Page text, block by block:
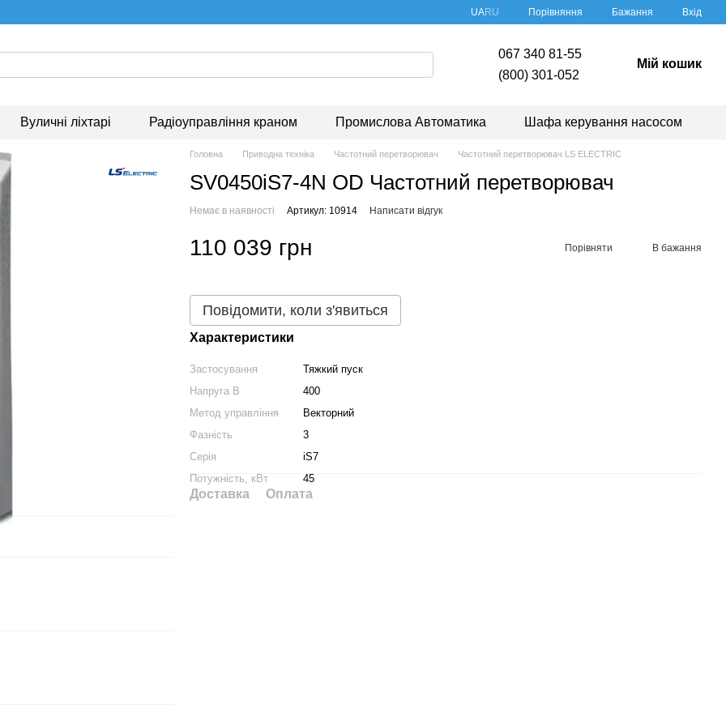
UARU Порівняння Бажання Вхід
067 340 81-55
(800) 301-052
Мій кошик
Вуличні ліхтарі Радіоуправління краном Промислова Автоматика Шафа керування насосом
Головна Приводна техніка Частотний перетворювач Частотний перетворювач LS ELECTRIC
SV0450iS7-4N OD Частотний перетворювач
Немає в наявності Артикул: 10914 Написати відгук
110 039 грн Порівняти В бажання
Повідомити, коли з'явиться
Характеристики
Застосування
Тяжкий пуск
Напруга В
400
Метод управління
Векторний
Фазність
3
Серія
iS7
Потужність, кВт
45
Доставка Оплата